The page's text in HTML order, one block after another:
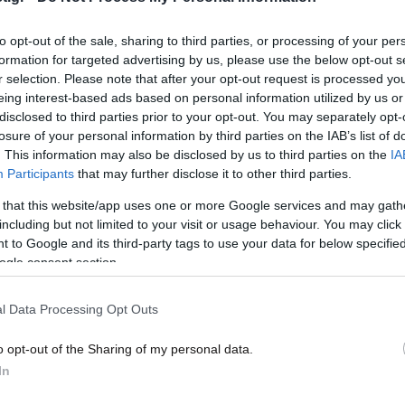
opt-out of the sale, sharing to third parties, or processing of your
for targeted advertising by us, please use the below opt-out
selection. Please note that after your opt-out request is processed
interest-based ads based on personal information utilized by us
to third parties prior to your opt-out. You may separately
of your personal information by third parties on the IAB’s list of
This information may also be disclosed by us to third parties on the
Participants that may further disclose it to other third parties.
that this website/app uses one or more Google services and may
but not limited to your visit or usage behaviour. You may
to Google and its third-party tags to use your data for below
consent section.
Data Processing Opt Outs
opt-out of the Sharing of my personal data.
15·04·2020 00:51
ευρώ για την ακτοπλοϊκή σύνδεση
των νησιωτικών περιοχών
10·01·2018 22:10
ακτοπλοϊκής σύνδεσης Σποράδων –